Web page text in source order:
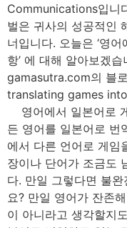
Communications입니
벌은 귀사의 성공적인
너입니다. 오늘은 ‘영
항’ 에 대해 알아보겠
gamasutra.com의 블
translating games
영어에서 일본어로
든 영어를 일본어로 번
에서 다른 언어로 게임
장이나 단어가 조금도
다. 만일 그렇다면 불
요? 만일 영어가 잔존
이 아니라고 생각할지